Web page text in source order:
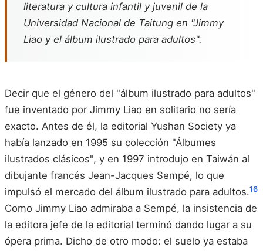
literatura y cultura infantil y juvenil de la
Universidad Nacional de Taitung en "Jimmy
Liao y el álbum ilustrado para adultos".
Decir que el género del "álbum ilustrado para adultos"
fue inventado por Jimmy Liao en solitario no sería
exacto. Antes de él, la editorial Yushan Society ya
había lanzado en 1995 su colección "Álbumes
ilustrados clásicos", y en 1997 introdujo en Taiwán al
dibujante francés Jean-Jacques Sempé, lo que
impulsó el mercado del álbum ilustrado para adultos.16
Como Jimmy Liao admiraba a Sempé, la insistencia de
la editora jefe de la editorial terminó dando lugar a su
ópera prima. Dicho de otro modo: el suelo ya estaba